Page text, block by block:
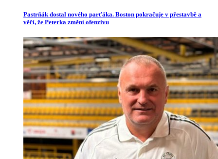
Pastrňák dostal nového parťáka. Boston pokračuje v přestavbě a
věří, že Peterka změní ofenzivu